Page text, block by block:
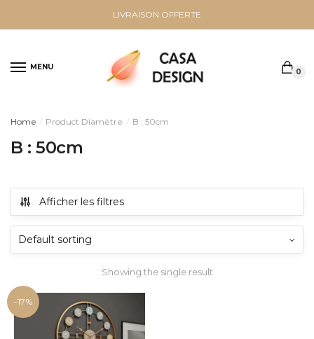
LIVRAISON OFFERTE
MENU
0
Home / Product Diamètre / B : 50cm
B : 50cm
Afficher les filtres
Showing the single result
-17%